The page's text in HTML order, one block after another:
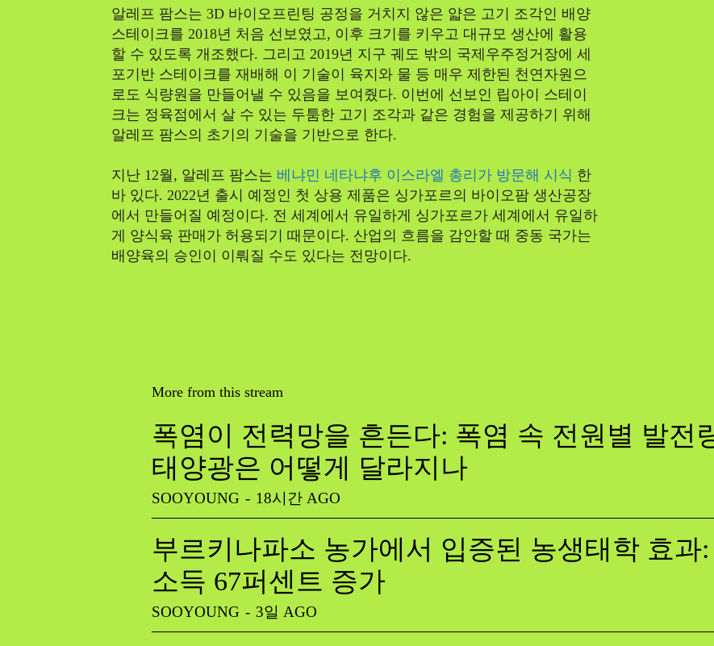
알레프 팜스는 3D 바이오프린팅 공정을 거치지 않은 얇은 고기 조각인 배양
스테이크를 2018년 처음 선보였고, 이후 크기를 키우고 대규모 생산에 활용
할 수 있도록 개조했다. 그리고 2019년 지구 궤도 밖의 국제우주정거장에 세
포기반 스테이크를 재배해 이 기술이 육지와 물 등 매우 제한된 천연자원으
로도 식량원을 만들어낼 수 있음을 보여줬다. 이번에 선보인 립아이 스테이
크는 정육점에서 살 수 있는 두툼한 고기 조각과 같은 경험을 제공하기 위해
알레프 팜스의 초기의 기술을 기반으로 한다.
지난 12월, 알레프 팜스는 베냐민 네타냐후 이스라엘 총리가 방문해 시식 한
바 있다. 2022년 출시 예정인 첫 상용 제품은 싱가포르의 바이오팜 생산공장
에서 만들어질 예정이다. 전 세계에서 유일하게 싱가포르가 세계에서 유일하
게 양식육 판매가 허용되기 때문이다. 산업의 흐름을 감안할 때 중동 국가는
배양육의 승인이 이뤄질 수도 있다는 전망이다.
More from this stream
폭염이 전력망을 흔든다: 폭염 속 전원별 발전
태양광은 어떻게 달라지나
SOOYOUNG - 18시간 AGO
부르키나파소 농가에서 입증된 농생태학 효과:
소득 67퍼센트 증가
SOOYOUNG - 3일 AGO